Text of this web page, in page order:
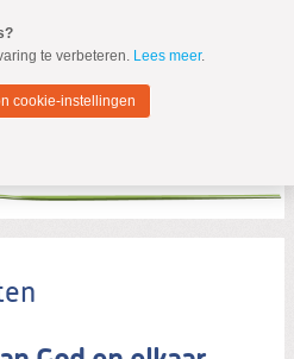
MENU
te verbeteren. Lees meer.
cookie-instellingen